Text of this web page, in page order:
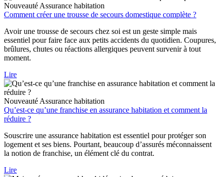
Nouveauté Assurance habitation
Comment créer une trousse de secours domestique complète ?
Avoir une trousse de secours chez soi est un geste simple mais
essentiel pour faire face aux petits accidents du quotidien. Coupures,
brûlures, chutes ou réactions allergiques peuvent survenir à tout
moment.
Lire
Nouveauté Assurance habitation
Qu’est-ce qu’une franchise en assurance habitation et comment la
réduire ?
Souscrire une assurance habitation est essentiel pour protéger son
logement et ses biens. Pourtant, beaucoup d’assurés méconnaissent
la notion de franchise, un élément clé du contrat.
Lire